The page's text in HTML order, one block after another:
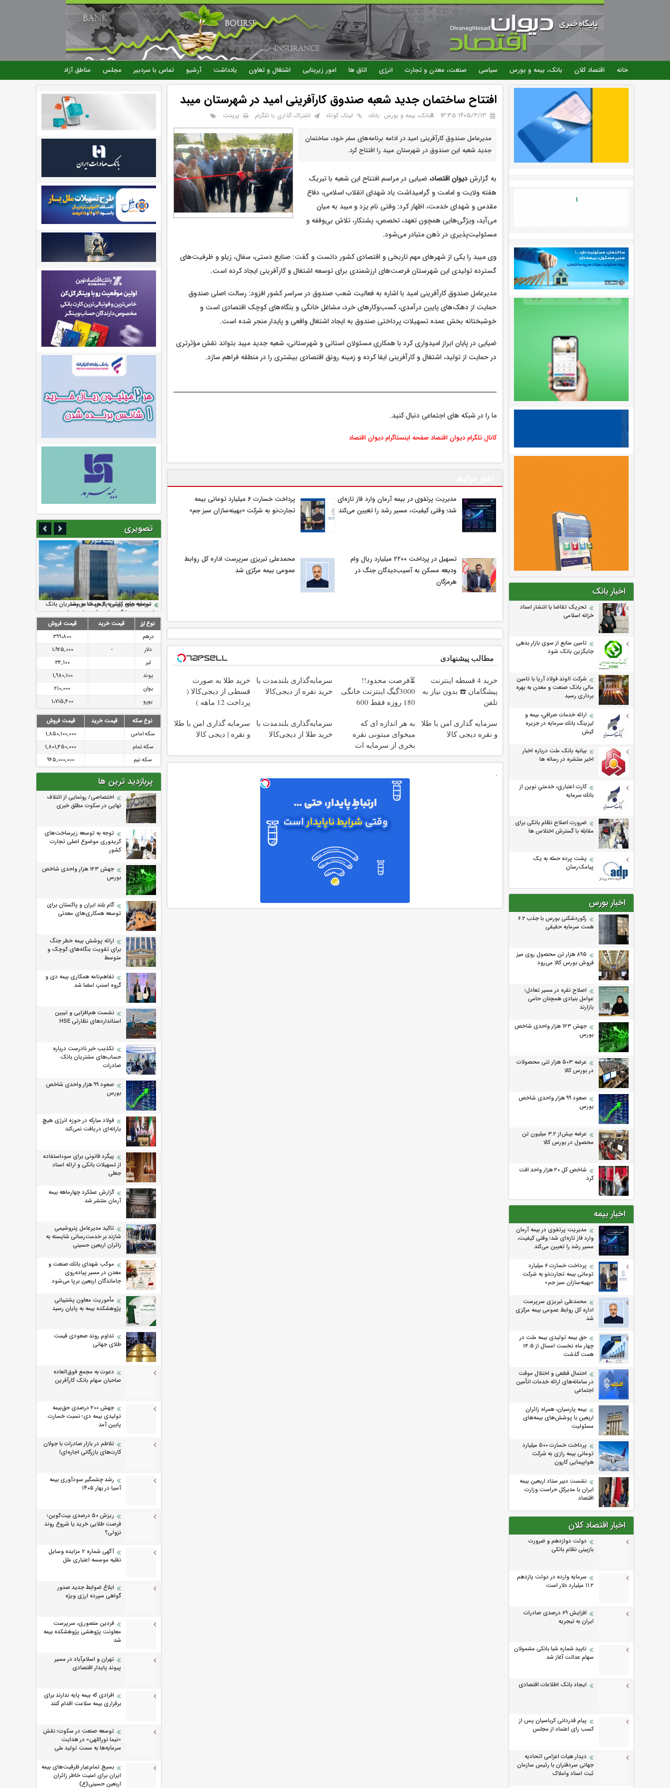
رفتن
به
محتوای
اصلی
خانه اقتصاد کلان بانک، بیمه و بورس سیاسی صنعت، معدن و تجارت انرژی اتاق ها امور زیربنایی اشتغال و تعاون یادداشت آرشیو تماس با سردبیر مجلس مناطق آزاد
اخبار بانک
تحریک تقاضا با انتشار اسناد
خزانه اسلامی
تامین منابع از سوی بازار بدهی
جایگزین بانک شود
شرکت الوند فولاد آریا با تامین
مالی بانک صنعت و معدن به بهره
برداری رسید
ارائه خدمات صرافي، بيمه و
ليزينگ بانك سرمايه در جزيره
كيش
بیانیه بانک ملت درباره اخبار
اخیر منتشره در رسانه ها
كارت اعتباري، خدمتي نوين از
بانك سرمايه
ضرورت اصلاح نظام بانکی برای
مقابله با گسترش اختلاس ها
پشت پرده حمله به یک
پیامک‌رسان
اخبار بورس
رکوردشکنی بورس با جذب ۶.۲
همت سرمایه حقیقی
۸۹۵ هزار تن محصول روی میز
فروش بورس کالا می‌‌رود
اصلاح نقره در مسیر تعادل؛
عوامل بنیادی همچنان حامی
بازارند
جهش ۱۲۳ هزار واحدی شاخص
بورس
عرضه ۵۰۳ هزار تنی محصولات
در بورس کالا
صعود ۹۹ هزار واحدی شاخص
بورس
عرضه بیش‌از ۳.۲ میلیون تن
محصول در بورس کالا
شاخص کل ۲۰ هزار واحد افت
کرد
اخبار بیمه
مدیریت پرتفوی در بیمه آرمان
وارد فاز تازه‌ای شد؛ وقتی کیفیت،
مسیر رشد را تعیین می‌کند
پرداخت خسارت ۶ میلیارد
تومانی بیمه تجارت‌نو به شرکت
«بهینه‌سازان سبز جم»
محمدعلی تبریزی سرپرست
اداره كل روابط عمومی بیمه مركزی
شد
حق بیمه تولیدی بیمه ملت در
چهار ماه نخست امسال از 14.5
همت گذشت
احتمال قطعی و اختلال موقت
در سامانه‌های ارائه خدمات اتأمین
اجتماعی
بیمه پارسیان، همراه زائران
اربعین با پوشش‌های بیمه‌های
مسئولیت
پرداخت خسارت ۵۰۰ میلیارد
تومانی بیمه رازی به شرکت
هواپیمایی کارون
نشست دبیر ستاد اربعین بیمه
ایران با مدیرکل حراست وزارت
اقتصاد
اخبار اقتصاد کلان
دولت دوازدهم و ضرورت
بازبینی نظام بانکی
سرمایه وارده در دولت یازدهم
۱۱.۲ میلیارد دلار است
افزایش 69 درصدی صادرات
ایران به نیجریه
تایید شماره شبا بانکی مشمولان
سهام عدالت آغاز شد
ایجاد بانک اطلاعات اقتصادی
پیام قدردانی کرباسیان پس از
کسب رای اعتماد از مجلس
دیدار هیات اعزامی اتحادیه
جهانی سردفتران با رئیس سازمان
ثبت اسناد واملاک
افتتاح ساختمان جدید شعبه صندوق کارآفرینی امید در شهرستان میبد
۱۴۰۵/۳/۱۳ 13:35 بانک، بیمه و بورس بانك لینک کوتاه اشتراک گذاری با تلگرام پرینت
مدیرعامل صندوق کارآفرینی امید در ادامه برنامه‌های سفر خود، ساختمان
جدید شعبه این صندوق در شهرستان میبد را افتتاح کرد.
به گزارشدیوان اقتصاد، ضیایی در مراسم افتتاح این شعبه با تبریک
هفته ولایت و امامت و گرامیداشت یاد شهدای انقلاب اسلامی، دفاع
مقدس و شهدای خدمت، اظهار کرد: وقتی نام یزد و میبد به میان
می‌آید، ویژگی‌هایی همچون تعهد، تخصص، پشتکار، تلاش بی‌وقفه و
مسئولیت‌پذیری در ذهن متبادر می‌شود.
وی میبد را یکی از شهرهای مهم تاریخی و اقتصادی کشور دانست و گفت: صنایع دستی، سفال، زیلو و ظرفیت‌های
گسترده تولیدی این شهرستان فرصت‌های ارزشمندی برای توسعه اشتغال و کارآفرینی ایجاد کرده است.
مدیرعامل صندوق کارآفرینی امید با اشاره به فعالیت شعب صندوق در سراسر کشور افزود: رسالت اصلی صندوق
حمایت از دهک‌های پایین درآمدی، کسب‌وکارهای خرد، مشاغل خانگی و بنگاه‌های کوچک اقتصادی است و
خوشبختانه بخش عمده تسهیلات پرداختی صندوق به ایجاد اشتغال واقعی و پایدار منجر شده است.
ضیایی در پایان ابراز امیدواری کرد با همکاری مسئولان استانی و شهرستانی، شعبه جدید میبد بتواند نقش مؤثرتری
در حمایت از تولید، اشتغال و کارآفرینی ایفا کرده و زمینه رونق اقتصادی بیشتری را در منطقه فراهم سازد.
ما را در شبکه های اجتماعی دنبال کنید.
کانال تلگرام دیوان اقتصادصفحه اینستاگرام دیوان اقتصاد
مدیریت پرتفوی در بیمه آرمان وارد فاز تازه‌ای
شد؛ وقتی کیفیت، مسیر رشد را تعیین می‌کند
پرداخت خسارت ۶ میلیارد تومانی بیمه
تجارت‌نو به شرکت «بهینه‌سازان سبز جم»
تسهیل در پرداخت ۲۲۰۰ میلیارد ریال وام
ودیعه مسکن به آسیب‌دیدگان جنگ در
هرمزگان
محمدعلی تبریزی سرپرست اداره كل روابط
عمومی بیمه مركزی شد
مطالب پیشنهادی
خرید 4 قسطه اینترنت
پیشگامان ☎️ بدون نیاز به
تلفن
⏳فرصت محدود!!
3000گیگ اینترنت خانگی
180 روزه فقط 600
سرمایه‌گذاری بلندمدت با
خرید نقره از دیجی‌کالا
خرید طلا به صورت
قسطی از دیجی‌کالا (
پرداخت 12 ماهه )
سرمایه گذاری امن با طلا
و نقره دیجی کالا
به هر اندازه ای که
میخوای میتونی نقره
بخری از سرمایه ات
محافظت کنی
سرمایه‌گذاری بلندمدت با
خرید طلا از دیجی‌کالا
سرمایه گذاری امن با طلا
و نقره | دیجی کالا
.
تصویری
ارزش سهام عدالت بالا رفت
سرمایه بیمه کوثر به ۴ همت می‌رسد
نود ثانیه با فولاد سنگان
تقدیر دبیرکل سندیکای بیمه گران ایران از
اقدامات مدیرعامل بیمه رازی
توصیه های رئیس پلیس فتا به مشتریان بانک
ها در مورد پیشگیری از سرقت های مجازی
نوع ارز قیمت خرید
قیمت فروش
درهم
399،800
دلار
-
1،925,000
لیر
34,100
پوند
1,980,100
یوان
210,000
یورو
1،715,400
نوع سکه قیمت خرید
قیمت فروش
سکه امامی
1,850,100,000
سکه تمام
1,801,450,000
سکه نیم
945,000,000
پربازدید ترین ها
اختصاصی/ رونمایی از ائتلاف‌
نهایی در سکوت مطلق خبری
توجه به توسعه زیرساخت‌های
کریدوری موضوع اصلی تجارت
کشور
جهش ۱۲۳ هزار واحدی شاخص
بورس
گام بلند ایران و پاکستان برای
توسعه همکاری‌های معدنی
ارائه پوشش بیمه خطر جنگ
برای تقویت بنگاه‌های کوچک و
متوسط
تفاهم‌نامه همکاری بیمه دی و
گروه اسنپ امضا شد
نشست هم‌افزایی و تبیین
استانداردهای نظارتی HSE
تکذیب خبر نادرست درباره
حساب‌های مشتریان بانک
صادرات
صعود ۹۹ هزار واحدی شاخص
بورس
فولاد مبارکه در حوزه انرژی هیچ
یارانه‌ای دریافت نمی‌کند
پیگرد قانونی برای سوءاستفاده
از تسهیلات بانکی و ارائه اسناد
جعلی
گزارش عملکرد چهارماهه بیمه
آرمان منتشر شد
تاکید مدیرعامل پتروشیمی
شازند بر خدمت‌رسانی شایسته به
زائران اربعین حسینی
موكب شهدای بانك صنعت و
معدن در مسیر پیاده‌روی
جاماندگان اربعین برپا می‌شود
مأموریت معاون پشتیبانی
پژوهشكده بیمه به پایان رسید
تداوم روند صعودی قیمت
طلای جهانی
دعوت به مجمع فوق‌العاده
صاحبان سهام بانک کارآفرین
جهش ۲۰۰ درصدی حق‌بیمه
تولیدی بیمه دی؛ نسبت خسارت
پایین آمد
تلاطم در بازار صادرات با جولان
کارت‌های بازرگانی اجاره‌ای!
رشد چشمگیر سودآوری بیمه
آسیا در بهار ۱۴۰۵
ریزش ۵۰ درصدی بیت‌کوین؛
فرصت طلایی خرید یا شروع روند
نزولی؟
آگهی شماره 2 مزایده وسایل
نقلیه موسسه اعتباری ملل
ابلاغ ضوابط جدید صدور
گواهی سپرده ارزی ویژه
فردین منصوری، سرپرست
معاونت پژوهشی پژوهشكده بیمه
شد
تهران و اسلام‌آباد در مسیر
پیوند پایدار اقتصادی
افرادی که بیمه پایه ندارند برای
برقراری بیمه سلامت اقدام کنند
توسعه صنعت در سکوت؛ نقش
«نیما نوراللهی» در هدایت
سرمایه‌ها به سمت تولید ملی
بسیج تمام‌عیار ظرفیت‌های بیمه
ایران برای امنیت خاطر زائران
اربعین حسینی(ع)